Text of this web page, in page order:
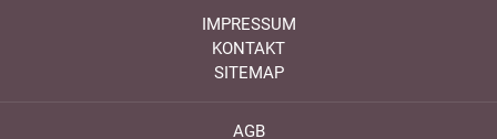
IMPRESSUM
KONTAKT
SITEMAP
AGB